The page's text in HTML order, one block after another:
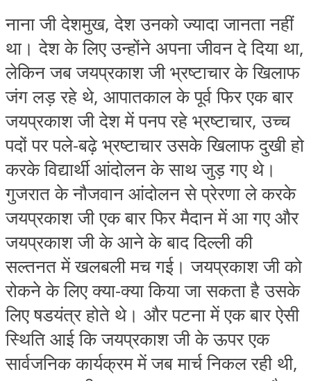
नाना जी देशमुख, देश उनको ज्‍यादा जानता नहीं
था। देश के लिए उन्‍होंने अपना जीवन दे दिया था,
लेकिन जब जयप्रकाश जी भ्रष्‍टाचार के खिलाफ
जंग लड़ रहे थे, आपातकाल के पूर्व फिर एक बार
जयप्रकाश जी देश में पनप रहे भ्रष्‍टाचार, उच्‍च
पदों पर पले-बढ़े भ्रष्‍टाचार उसके खिलाफ दुखी हो
करके विद्यार्थी आंदोलन के साथ जुड़ गए थे।
गुजरात के नौजवान आंदोलन से प्रेरणा ले करके
जयप्रकाश जी एक बार फिर मैदान में आ गए और
जयप्रकाश जी के आने के बाद दिल्‍ली की
सल्‍तनत में खलबली मच गई। जयप्रकाश जी को
रोकने के लिए क्‍या-क्‍या किया जा सकता है उसके
लिए षडयंत्र होते थे। और पटना में एक बार ऐसी
स्थिति आई कि जयप्रकाश जी के ऊपर एक
सार्वजनिक कार्यक्रम में जब मार्च निकल रही थी,